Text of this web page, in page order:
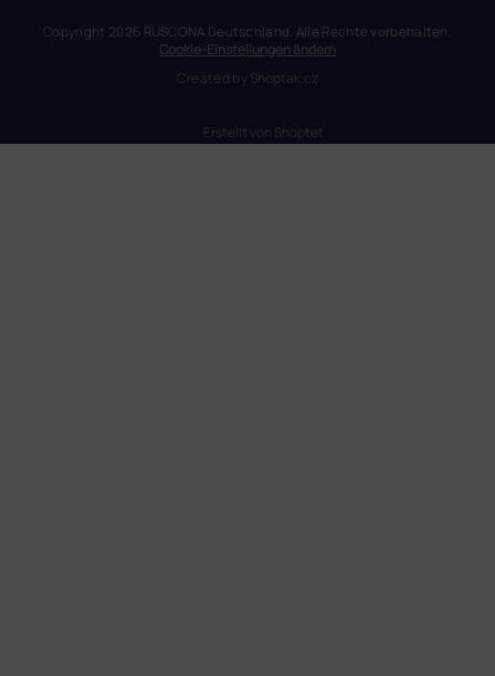
Erstellt von Shoptet
Copyright 2026 RUSCONA Deutschland. Alle Rechte vorbehalten.
Cookie-Einstellungen ändern
Created byShoptak.cz